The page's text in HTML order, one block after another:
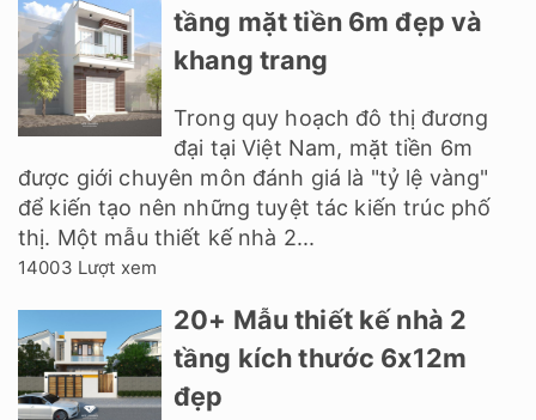
tầng mặt tiền 6m đẹp và
khang trang
Trong quy hoạch đô thị đương
đại tại Việt Nam, mặt tiền 6m
được giới chuyên môn đánh giá là "tỷ lệ vàng"
để kiến tạo nên những tuyệt tác kiến trúc phố
thị. Một mẫu thiết kế nhà 2...
14003 Lượt xem
20+ Mẫu thiết kế nhà 2
tầng kích thước 6x12m
đẹp